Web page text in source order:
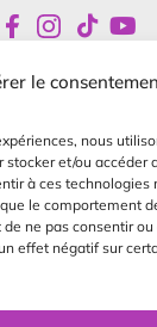
le
nous
stocker et/ou accéder
à ces technologies
le comportement
ne pas consentir
effet négatif sur
être informés de